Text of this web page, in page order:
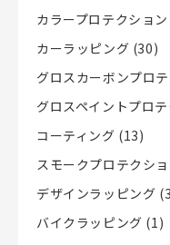
カラープロテクショ
カーラッピング (30)
グロスカーボンプロ
グロスペイントプロ
コーティング (13)
スモークプロテクシ
デザインラッピング
バイクラッピング (1)